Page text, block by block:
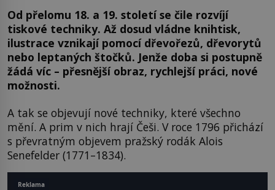
Od přelomu 18. a 19. století se čile rozvíjí
tiskové techniky. Až dosud vládne knihtisk,
ilustrace vznikají pomocí dřevořezů, dřevorytů
nebo leptaných štočků. Jenže doba si postupně
žádá víc – přesnější obraz, rychlejší práci, nové
možnosti.
A tak se objevují nové techniky, které všechno
mění. A prim v nich hrají Češi. V roce 1796 přichází
s převratným objevem pražský rodák Alois
Senefelder (1771–1834).
Reklama